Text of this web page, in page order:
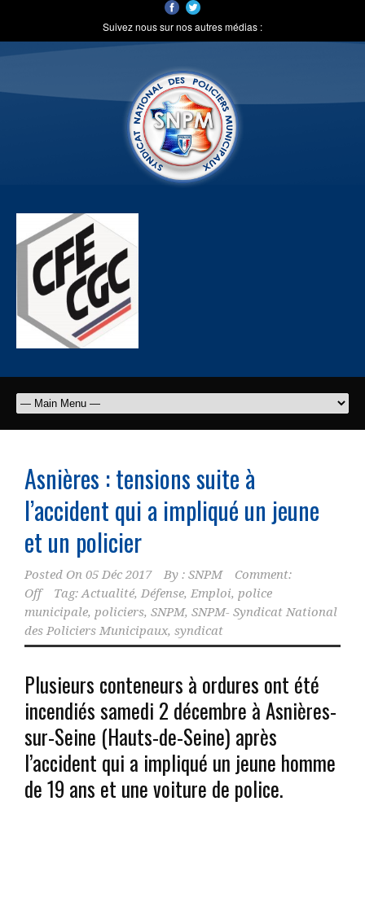
Suivez nous sur nos autres médias :
Asnières : tensions suite à
l’accident qui a impliqué un jeune
et un policier
Posted On 05 Déc 2017 By : SNPM
Comment:
Off
Tag:Actualité, Défense, Emploi, police
municipale, policiers, SNPM, SNPM- Syndicat National
des Policiers Municipaux, syndicat
Plusieurs conteneurs à ordures ont été
incendiés samedi 2 décembre à Asnières-
sur-Seine (Hauts-de-Seine) après
l’accident qui a impliqué un jeune homme
de 19 ans et une voiture de police.